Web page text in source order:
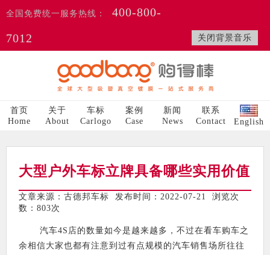
关闭背景音乐
全国免费统一服务热线：
400-800-
7012
首页
Home
关于
About
车标
Carlogo
案例
Case
新闻
News
联系
Contact
English
大型户外车标立牌具备哪些实用价值
文章来源：古德邦车标 发布时间：2022-07-21 浏览次
数： 803次
汽车4S店的数量如今是越来越多，不过在看车购车之
余相信大家也都有注意到过有点规模的汽车销售场所往往